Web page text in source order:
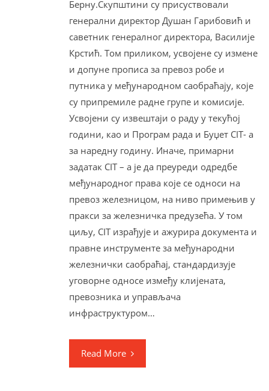
Берну.Скупштини су присуствовали
генерални директор Душан Гарибовић и
саветник генералног директора, Василије
Крстић. Том приликом, усвојене су измене
и допуне прописа за превоз робе и
путника у међународном саобраћају, које
су припремиле радне групе и комисије.
Усвојени су извештаји о раду у текућој
години, као и Програм рада и Буџет CIT- а
за наредну годину. Иначе, примарни
задатак CIT – а је да преуреди одредбе
међународног права које се односи на
превоз железницом, на ниво примењив у
пракси за железничка предузећа. У том
циљу, CIT израђује и ажурира документа и
правне инструменте за међународни
железнички саобраћај, стандардизује
уговорне односе између клијената,
превозника и управљача
инфраструктуром…
Read More